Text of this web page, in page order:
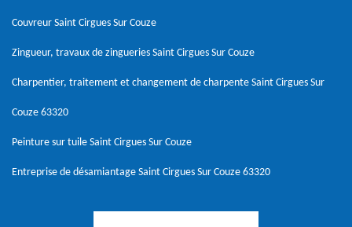
Couvreur Saint Cirgues Sur Couze
Zingueur, travaux de zingueries Saint Cirgues Sur Couze
Charpentier, traitement et changement de charpente Saint Cirgues Sur
Couze 63320
Peinture sur tuile Saint Cirgues Sur Couze
Entreprise de désamiantage Saint Cirgues Sur Couze 63320